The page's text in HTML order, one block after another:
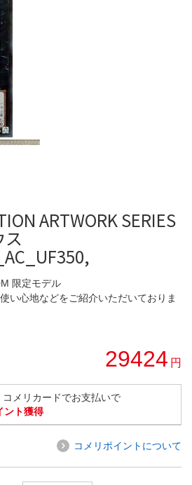
ARTWORK SERIES
限定モデル
い心地などをご紹介いただいておりま
29424 円
メリカードでお支払いで
ント獲得
コメリポイントについて